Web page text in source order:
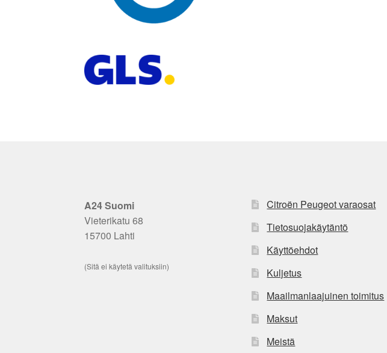
A24 Suomi
Vieterikatu 68
15700 Lahti
(Sitä ei käytetä valituksiin)
Citroën Peugeot varaosat
Tietosuojakäytäntö
Käyttöehdot
Kuljetus
Maailmanlaajuinen toimitus
Maksut
Meistä